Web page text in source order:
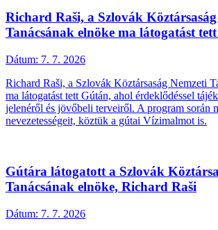
Richard Raši, a Szlovák
Tanácsának elnöke ma látogatást
Dátum: 7. 7. 2026
Richard Raši, a Szlovák Köztársaság Nemzeti
ma látogatást tett Gútán, ahol érdeklődéssel
jelenéről és jövőbeli terveiről. A program során
nevezetességeit, köztük a gútai Vízimalmot is.
Gútára látogatott a Szlovák
Tanácsának elnöke, Richard Raši
Dátum: 7. 7. 2026